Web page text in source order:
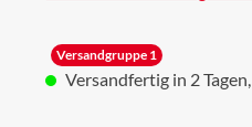
Versandgruppe 1
Versandfertig in 2